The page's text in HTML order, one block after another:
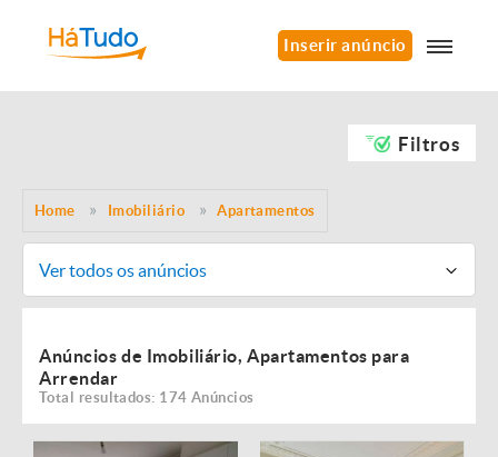
Inserir anúncio
Filtros
Home Imobiliário Apartamentos
Ver todos os anúncios
Anúncios de Imobiliário, Apartamentos para
Arrendar
Total resultados: 174 Anúncios